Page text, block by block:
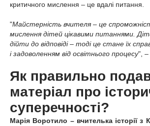
критичного мислення – це вдалі питання.
"Майстерність вчителя – це
мислення дітей цікавими питаннями.
дійти до відповіді – тоді це стане їх
і задоволенням від освітнього процесу", –
Як правильно
матеріал про
суперечності?
Марія Воротило – вчителька історії з